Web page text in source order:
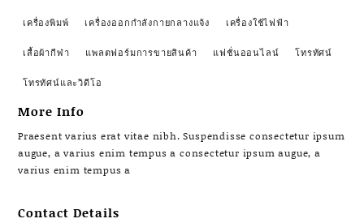
เครื่องพิมพ์ เครื่องออกกำลังกายกลางแจ้ง เครื่องใช้ไฟฟ้า
เสื้อผ้ากีฬา แพลตฟอร์มการขายสินค้า แฟชั่นออนไลน์ โทรทัศน์
โทรทัศน์และวิดีโอ
More Info
Praesent varius erat vitae nibh. Suspendisse consectetur ipsum
augue, a varius enim tempus a consectetur ipsum augue, a
varius enim tempus a
Contact Details